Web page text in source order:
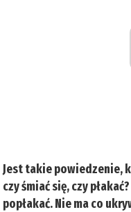
Jest takie powiedzenie,
czy śmiać się, czy
popłakać. Nie ma co